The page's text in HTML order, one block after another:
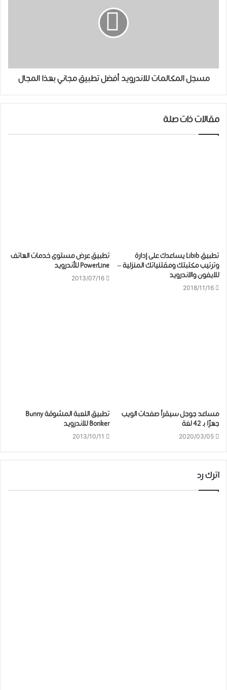
مسجل المكالمات للاندرويد أفضل تطبيق مجاني بهذا المجال
مقالات ذات صلة
تطبيق Libib يساعدك على إدارة
وترتيب مكتبتك ومقتنياتك المنزلية –
للايفون والاندرويد
2018/11/16
تطبيق عرض مستوى خدمات الهاتف
PowerLine للأندرويد
2013/07/16
ﻣﺴﺎﻋﺪ ﺟﻮﺟﻞ سيقرأ ﺻﻔﺤﺎﺕ ﺍﻟﻮﻳﺐ
ﺟﻬﺮًﺍ ﺑـ 42 ﻟﻐﺔ
2020/03/05
تطبيق اللعبة المشوقة Bunny
Bonker للاندرويد
2013/10/11
اترك رد